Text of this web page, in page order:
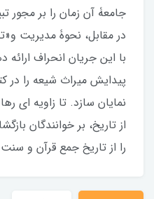
جامعۀ آن زمان را بر مجور
در مقابل، نحوۀ مدیریت
با این جریان انحراف
پیدایش میراث شیعه را
نمایان سازد. تا زاویه ای
از تاریخ، بر خوانندگان
را از تاریخ جمع قرآن و